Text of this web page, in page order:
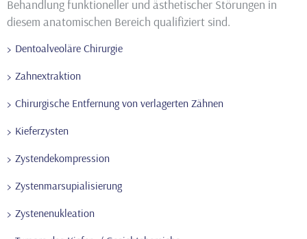
Behandlung funktioneller und ästhetischer Störungen in
diesem anatomischen Bereich qualifiziert sind.
Dentoalveoläre Chirurgie
Zahnextraktion
Chirurgische Entfernung von verlagerten Zähnen
Kieferzysten
Zystendekompression
Zystenmarsupialisierung
Zystenenukleation